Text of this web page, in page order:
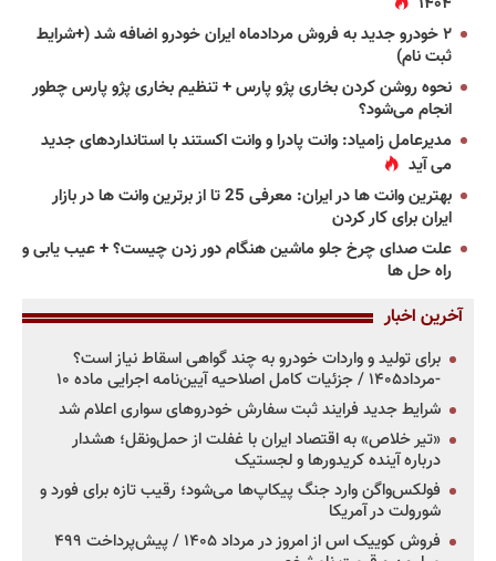
۲ خودرو جدید به فروش مردادماه ایران خودرو اضافه شد (+شرایط
ثبت نام)
نحوه روشن کردن بخاری پژو پارس + تنظیم بخاری پژو پارس چطور
انجام می‌شود؟
مدیرعامل زامیاد: وانت پادرا و وانت اکستند با استانداردهای جدید
می آید
بهترین وانت ها در ایران: معرفی 25 تا از برترین وانت ها در بازار
ایران برای کار کردن
علت صدای چرخ جلو ماشین هنگام دور زدن چیست؟ + عیب یابی و
راه حل ها
آخرین اخبار
برای تولید و واردات خودرو به چند گواهی اسقاط نیاز است؟
-مرداد۱۴۰۵ / جزئیات کامل اصلاحیه آیین‌نامه اجرایی ماده ۱۰
شرایط جدید فرایند ثبت سفارش خودروهای سواری اعلام شد
«تیر خلاص» به اقتصاد ایران با غفلت از حمل‌ونقل؛ هشدار
درباره آینده کریدورها و لجستیک
فولکس‌واگن وارد جنگ پیکاپ‌ها می‌شود؛ رقیب تازه برای فورد و
شورولت در آمریکا
فروش کوییک اس از امروز در مرداد ۱۴۰۵ / پیش‌پرداخت ۴۹۹